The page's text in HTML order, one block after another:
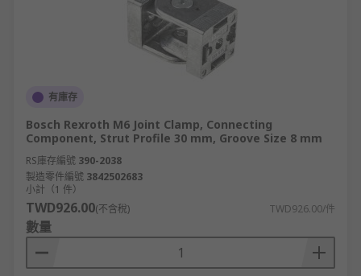
有庫存
Bosch Rexroth M6 Joint Clamp, Connecting
Component, Strut Profile 30 mm, Groove Size 8 mm
RS庫存編號 390-2038
製造零件編號 3842502683
小計（1 件）
TWD926.00(不含稅) TWD926.00/件
數量